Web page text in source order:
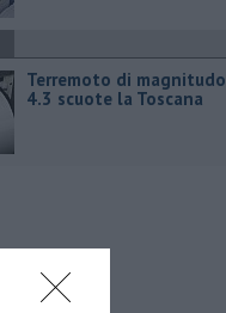
Terremoto di magnitudo
4.3 scuote la Toscana